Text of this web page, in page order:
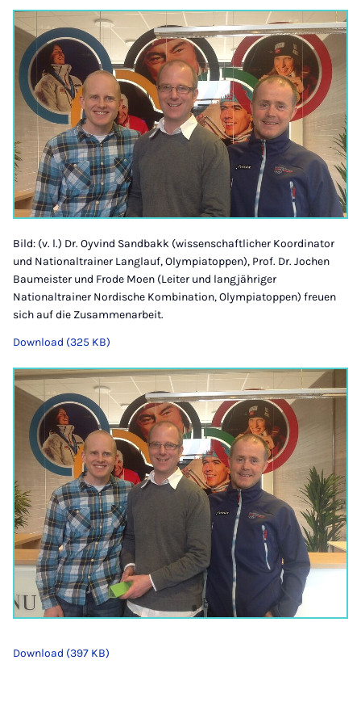
Bild: (v. l.) Dr. Oyvind Sandbakk (wissenschaftlicher Koordinator
und Nationaltrainer Langlauf, Olympiatoppen), Prof. Dr. Jochen
Baumeister und Frode Moen (Leiter und langjähriger
Nationaltrainer Nordische Kombination, Olympiatoppen) freuen
sich auf die Zusammenarbeit.
Download (325 KB)
Download (397 KB)